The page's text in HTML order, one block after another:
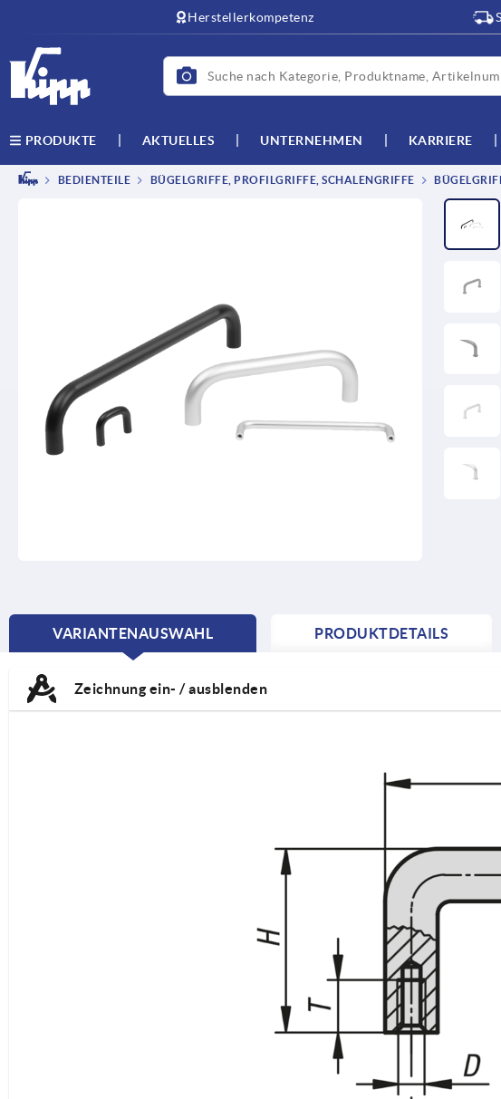
Herstellerkompetenz
PRODUKTE AKTUELLES UNTERNEHMEN KARRIERE
BEDIENTEILE BÜGELGRIFFE, PROFILGRIFFE, SCHALENGRIFFE
VARIANTENAUSWAHL
CURRENT
PRODUKTDETAILS
Zeichnung ein- / ausblenden